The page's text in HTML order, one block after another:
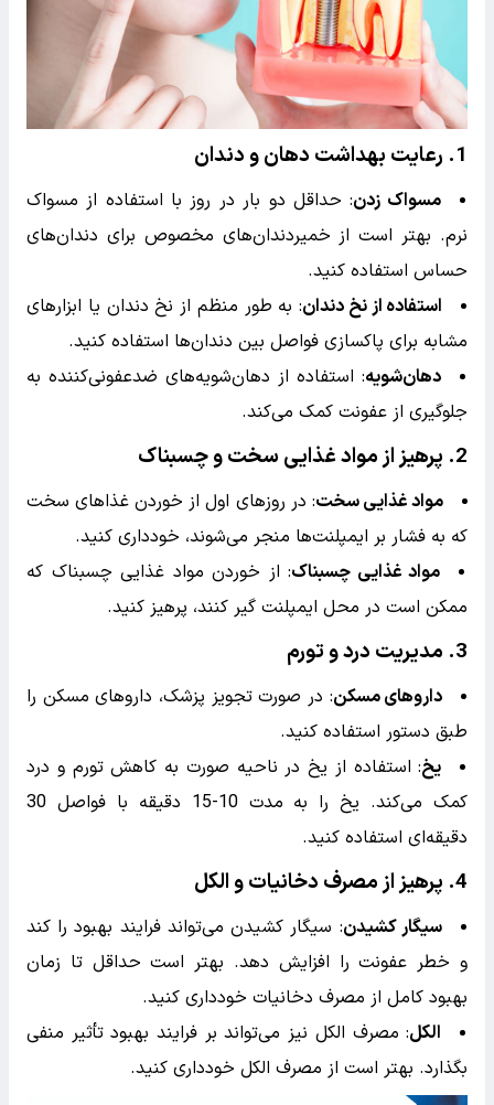
1. رعایت بهداشت دهان و دندان
مسواک زدن: حداقل دو بار در روز با استفاده از مسواک
نرم. بهتر است از خمیردندان‌های مخصوص برای دندان‌های
حساس استفاده کنید.
استفاده از نخ دندان: به طور منظم از نخ دندان یا ابزارهای
مشابه برای پاکسازی فواصل بین دندان‌ها استفاده کنید.
دهان‌شویه: استفاده از دهان‌شویه‌های ضدعفونی‌کننده به
جلوگیری از عفونت کمک می‌کند.
2. پرهیز از مواد غذایی سخت و چسبناک
مواد غذایی سخت: در روزهای اول از خوردن غذاهای سخت
که به فشار بر ایمپلنت‌ها منجر می‌شوند، خودداری کنید.
مواد غذایی چسبناک: از خوردن مواد غذایی چسبناک که
ممکن است در محل ایمپلنت گیر کنند، پرهیز کنید.
3. مدیریت درد و تورم
داروهای مسکن: در صورت تجویز پزشک، داروهای مسکن را
طبق دستور استفاده کنید.
یخ: استفاده از یخ در ناحیه صورت به کاهش تورم و درد
کمک می‌کند. یخ را به مدت 10-15 دقیقه با فواصل 30
دقیقه‌ای استفاده کنید.
4. پرهیز از مصرف دخانیات و الکل
سیگار کشیدن: سیگار کشیدن می‌تواند فرایند بهبود را کند
و خطر عفونت را افزایش دهد. بهتر است حداقل تا زمان
بهبود کامل از مصرف دخانیات خودداری کنید.
الکل: مصرف الکل نیز می‌تواند بر فرایند بهبود تأثیر منفی
بگذارد. بهتر است از مصرف الکل خودداری کنید.